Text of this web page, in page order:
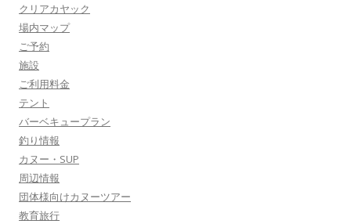
クリアカヤック
場内マップ
ご予約
施設
ご利用料金
テント
バーベキュープラン
釣り情報
カヌー・SUP
周辺情報
団体様向けカヌーツアー
教育旅行